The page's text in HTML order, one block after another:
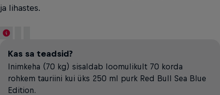
ja lihastes.
Kas sa teadsid?
Inimkeha (70 kg) sisaldab loomulikult 70 korda
rohkem tauriini kui üks 250 ml purk Red Bull Sea Blue
Edition.